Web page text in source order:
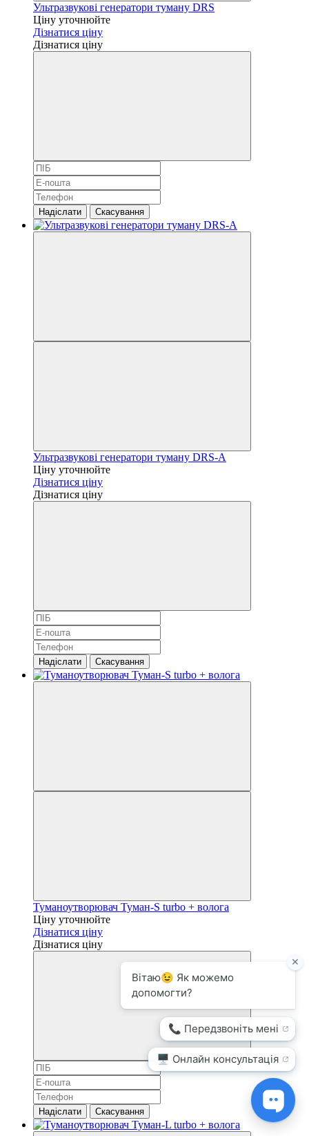
Ультразвукові генератори туману DRS
Ціну уточнюйте
Дізнатися ціну
Дізнатися ціну
Надіслати Скасування
Ультразвукові генератори туману DRS-A
Ціну уточнюйте
Дізнатися ціну
Дізнатися ціну
Надіслати Скасування
Туманоутворювач Туман-S turbo + волога
Ціну уточнюйте
Дізнатися ціну
Дізнатися ціну
Надіслати Скасування